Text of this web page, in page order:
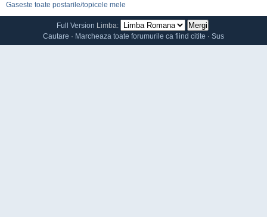
Gaseste toate postarile/topicele mele
Full Version Limba:
Cautare · Marcheaza toate forumurile ca fiind citite · Sus